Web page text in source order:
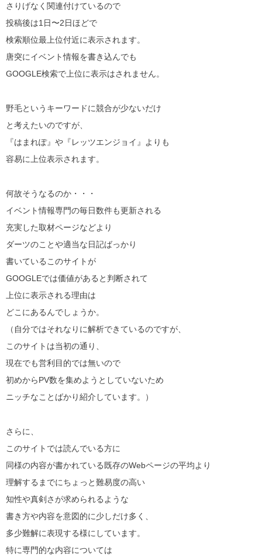
さりげなく関連付けているので
投稿後は1日〜2日ほどで
検索順位最上位付近に表示されます。
唐突にイベント情報を書き込んでも
GOOGLE検索で上位に表示はされません。
野毛というキーワードに競合が少ないだけ
と考えたいのですが、
『はまれぽ』や『レッツエンジョイ』よりも
容易に上位表示されます。
何故そうなるのか・・・
イベント情報専門の毎日数件も更新される
充実した取材ページなどより
ダーツのことや適当な日記ばっかり
書いているこのサイトが
GOOGLEでは価値があると判断されて
上位に表示される理由は
どこにあるんでしょうか。
（自分ではそれなりに解析できているのですが、
このサイトは当初の通り、
現在でも営利目的では無いので
初めからPV数を集めようとしていないため
ニッチなことばかり紹介しています。）
さらに、
このサイトでは読んでいる方に
同様の内容が書かれている既存のWebページの平均より
理解するまでにちょっと難易度の高い
知性や真剣さが求められるような
書き方や内容を意図的に少しだけ多く、
多少難解に表現する様にしています。
特に専門的な内容については